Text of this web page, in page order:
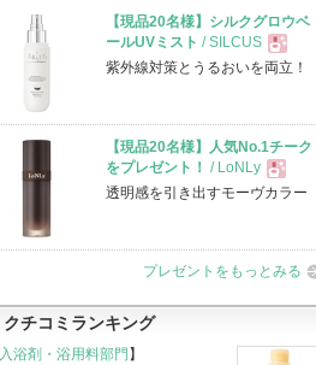
【現品20名様】シルクグロウベ
ールUVミスト / SILCUS
現
品
紫外線対策とうるおいを両立！
【現品20名様】人気No.1チーク
をプレゼント！
/ LoNLy
現
品
透明感を引き出すモーヴカラー
プレゼントをもっとみる
クチコミランキング
入浴剤・浴用料部門 】